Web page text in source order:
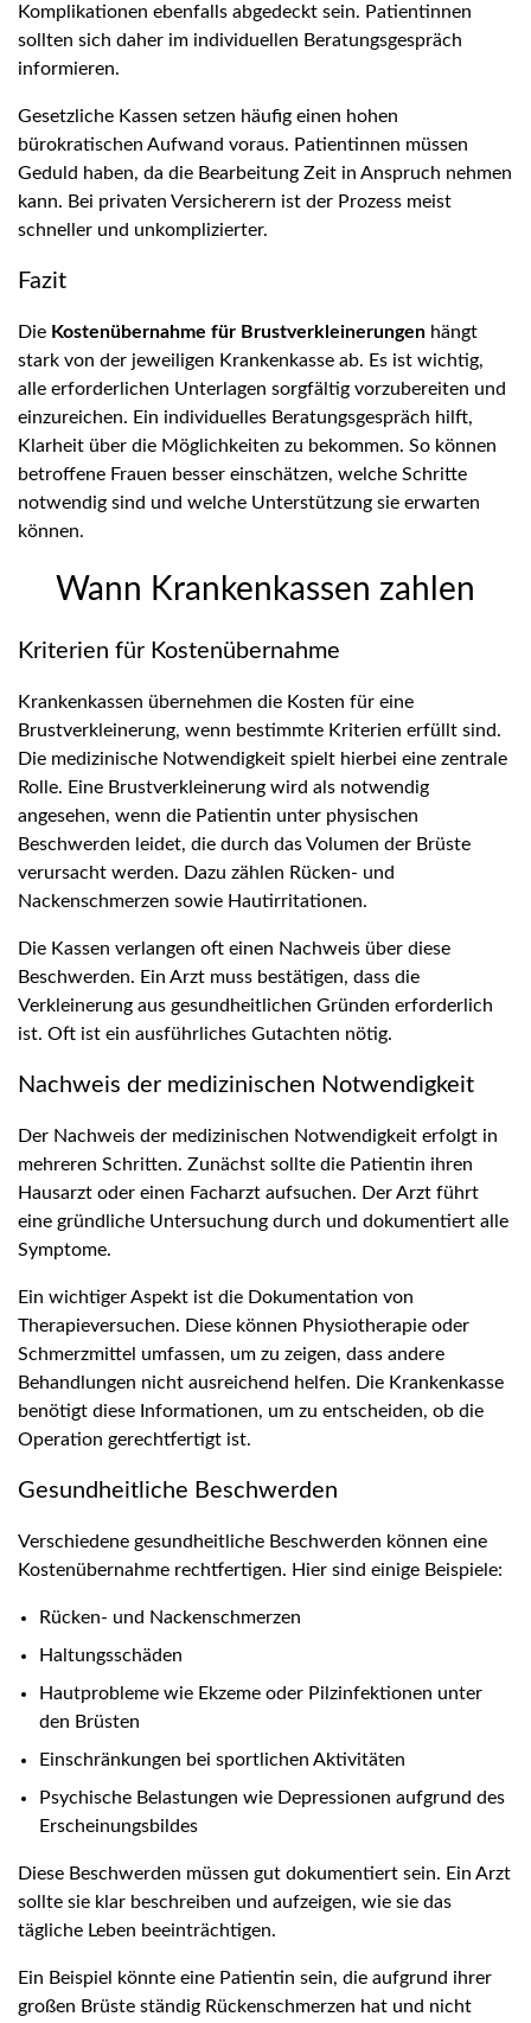
Komplikationen ebenfalls abgedeckt sein. Patientinnen
sollten sich daher im individuellen Beratungsgespräch
informieren.
Gesetzliche Kassen setzen häufig einen hohen
bürokratischen Aufwand voraus. Patientinnen müssen
Geduld haben, da die Bearbeitung Zeit in Anspruch nehmen
kann. Bei privaten Versicherern ist der Prozess meist
schneller und unkomplizierter.
Fazit
Die Kostenübernahme für Brustverkleinerungen hängt
stark von der jeweiligen Krankenkasse ab. Es ist wichtig,
alle erforderlichen Unterlagen sorgfältig vorzubereiten und
einzureichen. Ein individuelles Beratungsgespräch hilft,
Klarheit über die Möglichkeiten zu bekommen. So können
betroffene Frauen besser einschätzen, welche Schritte
notwendig sind und welche Unterstützung sie erwarten
können.
Wann Krankenkassen zahlen
Kriterien für Kostenübernahme
Krankenkassen übernehmen die Kosten für eine
Brustverkleinerung, wenn bestimmte Kriterien erfüllt sind.
Die medizinische Notwendigkeit spielt hierbei eine zentrale
Rolle. Eine Brustverkleinerung wird als notwendig
angesehen, wenn die Patientin unter physischen
Beschwerden leidet, die durch das Volumen der Brüste
verursacht werden. Dazu zählen Rücken- und
Nackenschmerzen sowie Hautirritationen.
Die Kassen verlangen oft einen Nachweis über diese
Beschwerden. Ein Arzt muss bestätigen, dass die
Verkleinerung aus gesundheitlichen Gründen erforderlich
ist. Oft ist ein ausführliches Gutachten nötig.
Nachweis der medizinischen Notwendigkeit
Der Nachweis der medizinischen Notwendigkeit erfolgt in
mehreren Schritten. Zunächst sollte die Patientin ihren
Hausarzt oder einen Facharzt aufsuchen. Der Arzt führt
eine gründliche Untersuchung durch und dokumentiert alle
Symptome.
Ein wichtiger Aspekt ist die Dokumentation von
Therapieversuchen. Diese können Physiotherapie oder
Schmerzmittel umfassen, um zu zeigen, dass andere
Behandlungen nicht ausreichend helfen. Die Krankenkasse
benötigt diese Informationen, um zu entscheiden, ob die
Operation gerechtfertigt ist.
Gesundheitliche Beschwerden
Verschiedene gesundheitliche Beschwerden können eine
Kostenübernahme rechtfertigen. Hier sind einige Beispiele:
Rücken- und Nackenschmerzen
Haltungsschäden
Hautprobleme wie Ekzeme oder Pilzinfektionen unter
den Brüsten
Einschränkungen bei sportlichen Aktivitäten
Psychische Belastungen wie Depressionen aufgrund des
Erscheinungsbildes
Diese Beschwerden müssen gut dokumentiert sein. Ein Arzt
sollte sie klar beschreiben und aufzeigen, wie sie das
tägliche Leben beeinträchtigen.
Ein Beispiel könnte eine Patientin sein, die aufgrund ihrer
großen Brüste ständig Rückenschmerzen hat und nicht